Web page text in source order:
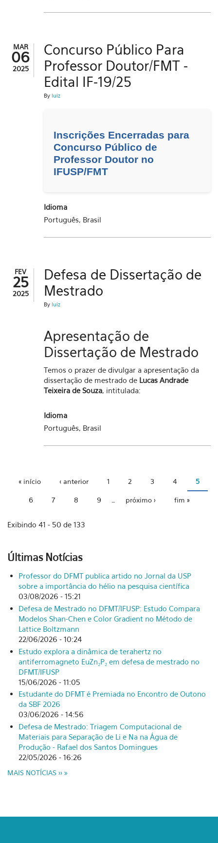
MAR
06
2025
Concurso Público Para
Professor Doutor/FMT -
Edital IF-19/25
By luiz
Inscrições Encerradas para
Concurso Público de
Professor Doutor no
IFUSP/FMT
Idioma
Português, Brasil
FEV
25
2025
Defesa de Dissertação de
Mestrado
By luiz
Apresentação de
Dissertação de Mestrado
Temos o prazer de divulgar a apresentação da
dissertação de mestrado de Lucas Andrade
Teixeira de Souza, intitulada:
Idioma
Português, Brasil
« início ‹ anterior 1 2 3 4 5
6 7 8 9 próximo › fim »
Exibindo 41 - 50 de 133
Últimas Notícias
Professor do DFMT publica artido no Jornal da USP
sobre a importância do hélio na pesquisa científica
03/08/2026 - 15:21
Defesa de Mestrado no DFMT/IFUSP: Estudo Compara
Modelos Shan-Chen e Color Gradient no Método de
Lattice Boltzmann
22/06/2026 - 10:24
Estudo explora a dinâmica de terahertz no
antiferromagneto EuZn₂P₂ em defesa de mestrado no
DFMT/IFUSP
15/06/2026 - 11:05
Estudante do DFMT é Premiada no Encontro de Outono
da SBF 2026
03/06/2026 - 14:56
Defesa de Mestrado: Triagem Computacional de
Materiais para Separação de Li e Na na Água de
Produção - Rafael dos Santos Domingues
22/05/2026 - 16:26
MAIS NOTÍCIAS >>